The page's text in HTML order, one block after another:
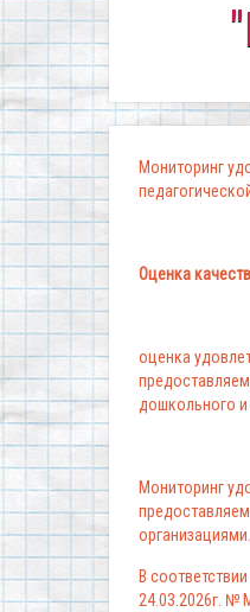
Мониторинг
Оценка
оценка
дошкольного
Мониторинг
организациями.
В
24.03.2026г. №